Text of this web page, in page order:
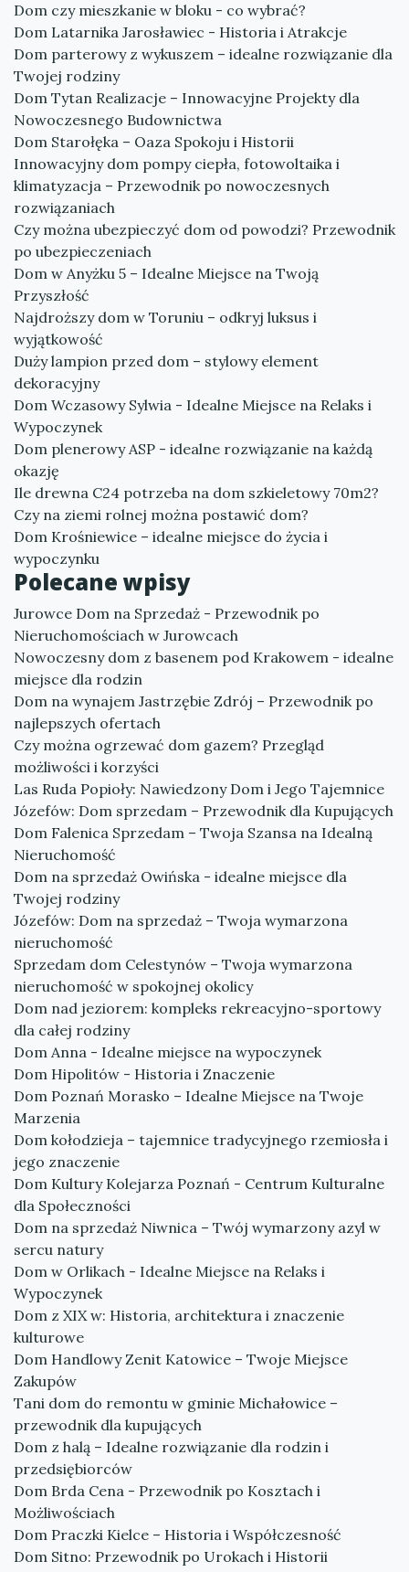
Dom czy mieszkanie w bloku - co wybrać?
Dom Latarnika Jarosławiec - Historia i Atrakcje
Dom parterowy z wykuszem – idealne rozwiązanie dla
Twojej rodziny
Dom Tytan Realizacje – Innowacyjne Projekty dla
Nowoczesnego Budownictwa
Dom Starołęka – Oaza Spokoju i Historii
Innowacyjny dom pompy ciepła, fotowoltaika i
klimatyzacja – Przewodnik po nowoczesnych
rozwiązaniach
Czy można ubezpieczyć dom od powodzi? Przewodnik
po ubezpieczeniach
Dom w Anyżku 5 – Idealne Miejsce na Twoją
Przyszłość
Najdroższy dom w Toruniu – odkryj luksus i
wyjątkowość
Duży lampion przed dom – stylowy element
dekoracyjny
Dom Wczasowy Sylwia - Idealne Miejsce na Relaks i
Wypoczynek
Dom plenerowy ASP - idealne rozwiązanie na każdą
okazję
Ile drewna C24 potrzeba na dom szkieletowy 70m2?
Czy na ziemi rolnej można postawić dom?
Dom Krośniewice – idealne miejsce do życia i
wypoczynku
Polecane wpisy
Jurowce Dom na Sprzedaż - Przewodnik po
Nieruchomościach w Jurowcach
Nowoczesny dom z basenem pod Krakowem - idealne
miejsce dla rodzin
Dom na wynajem Jastrzębie Zdrój – Przewodnik po
najlepszych ofertach
Czy można ogrzewać dom gazem? Przegląd
możliwości i korzyści
Las Ruda Popioły: Nawiedzony Dom i Jego Tajemnice
Józefów: Dom sprzedam – Przewodnik dla Kupujących
Dom Falenica Sprzedam – Twoja Szansa na Idealną
Nieruchomość
Dom na sprzedaż Owińska - idealne miejsce dla
Twojej rodziny
Józefów: Dom na sprzedaż – Twoja wymarzona
nieruchomość
Sprzedam dom Celestynów – Twoja wymarzona
nieruchomość w spokojnej okolicy
Dom nad jeziorem: kompleks rekreacyjno-sportowy
dla całej rodziny
Dom Anna - Idealne miejsce na wypoczynek
Dom Hipolitów - Historia i Znaczenie
Dom Poznań Morasko – Idealne Miejsce na Twoje
Marzenia
Dom kołodzieja – tajemnice tradycyjnego rzemiosła i
jego znaczenie
Dom Kultury Kolejarza Poznań - Centrum Kulturalne
dla Społeczności
Dom na sprzedaż Niwnica – Twój wymarzony azyl w
sercu natury
Dom w Orlikach - Idealne Miejsce na Relaks i
Wypoczynek
Dom z XIX w: Historia, architektura i znaczenie
kulturowe
Dom Handlowy Zenit Katowice – Twoje Miejsce
Zakupów
Tani dom do remontu w gminie Michałowice –
przewodnik dla kupujących
Dom z halą – Idealne rozwiązanie dla rodzin i
przedsiębiorców
Dom Brda Cena - Przewodnik po Kosztach i
Możliwościach
Dom Praczki Kielce – Historia i Współczesność
Dom Sitno: Przewodnik po Urokach i Historii